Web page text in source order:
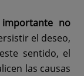
no
el deseo,
sentido, el
las causas